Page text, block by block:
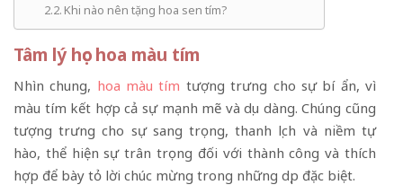
Khi nào nên tặng hoa sen tím?
Tâm lý học hoa màu tím
Nhìn chung, hoa màu tím tượng trưng cho sự bí ẩn, vì
màu tím kết hợp cả sự mạnh mẽ và dịu dàng. Chúng cũng
tượng trưng cho sự sang trọng, thanh lịch và niềm tự
hào, thể hiện sự trân trọng đối với thành công và thích
hợp để bày tỏ lời chúc mừng trong những dịp đặc biệt.